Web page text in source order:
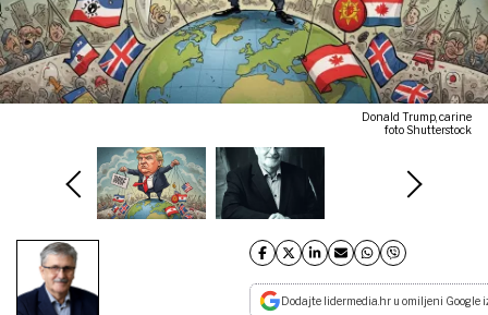
Donald Trump, carine
foto Shutterstock
Dodajte lidermedia.hr u omiljeni Google